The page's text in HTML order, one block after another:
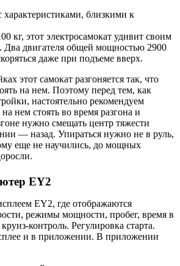
характеристиками, близкими к
кг, этот электросамокат удивит своим
двигателя общей мощностью 2900
даже при подъеме вверх.
этот самокат разгоняется так, что
на нем. Поэтому перед тем, как
настоятельно рекомендуем
нем стоять во время разгона и
нужно смещать центр тяжести
— назад. Упираться нужно не в руль,
еще не научились, до мощных
EY2
EY2, где отображаются
режимы мощности, пробег, время в
контроль. Регулировка старта.
и в приложении. В приложении